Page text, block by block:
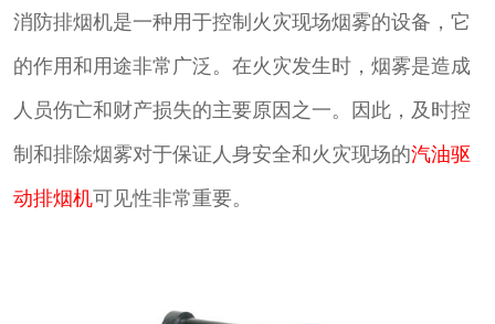
消防排烟机是一种用于控制火灾现场烟雾的设备，它
的作用和用途非常广泛。在火灾发生时，烟雾是造成
人员伤亡和财产损失的主要原因之一。因此，及时控
制和排除烟雾对于保证人身安全和火灾现场的汽油驱
动排烟机可见性非常重要。